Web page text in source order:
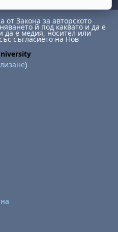
Закона за авторското
й под каквато и да е
да е медия, носител или
съгласието на Нов
)